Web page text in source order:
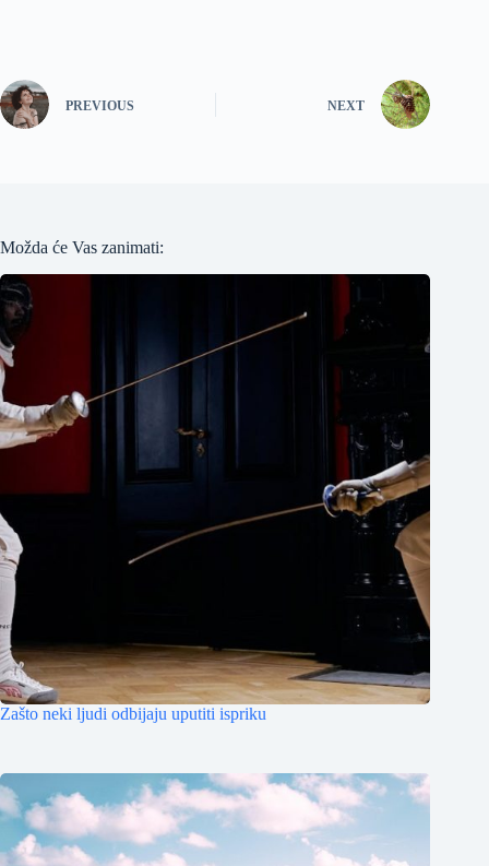
PREVIOUS NEXT
Možda će Vas zanimati:
Zašto neki ljudi odbijaju uputiti ispriku